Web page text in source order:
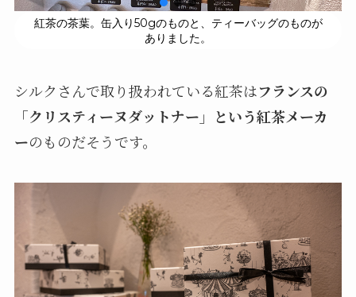
紅茶の茶葉。缶入り50gのものと、ティーバッグのものが
ありました。
シルクさんで取り扱われている紅茶はフランスの
「クリスティーヌダットナー」という紅茶メーカ
ーのものだそうです。